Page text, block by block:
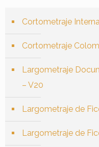
Cortometraje
Cortometraje
Largometraje
– V20
Largometraje de
Largometraje de